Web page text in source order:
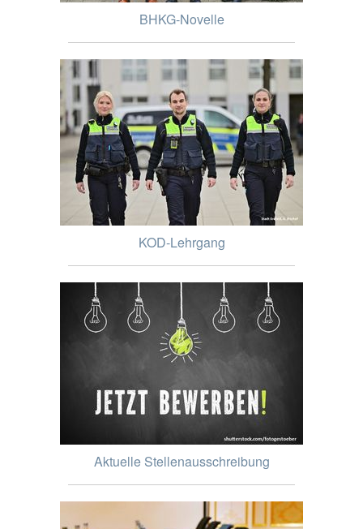
BHKG-Novelle
KOD-Lehrgang
Aktuelle Stellenausschreibung